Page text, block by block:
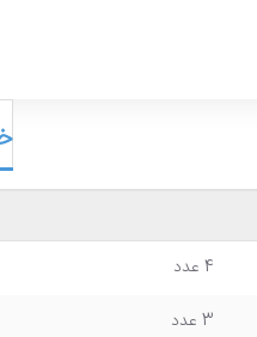
4 عدد
3 عدد